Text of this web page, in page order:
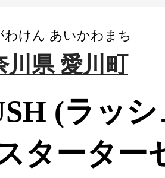
わけん あいかわまち
川県 愛川町
(ラッ
ターター